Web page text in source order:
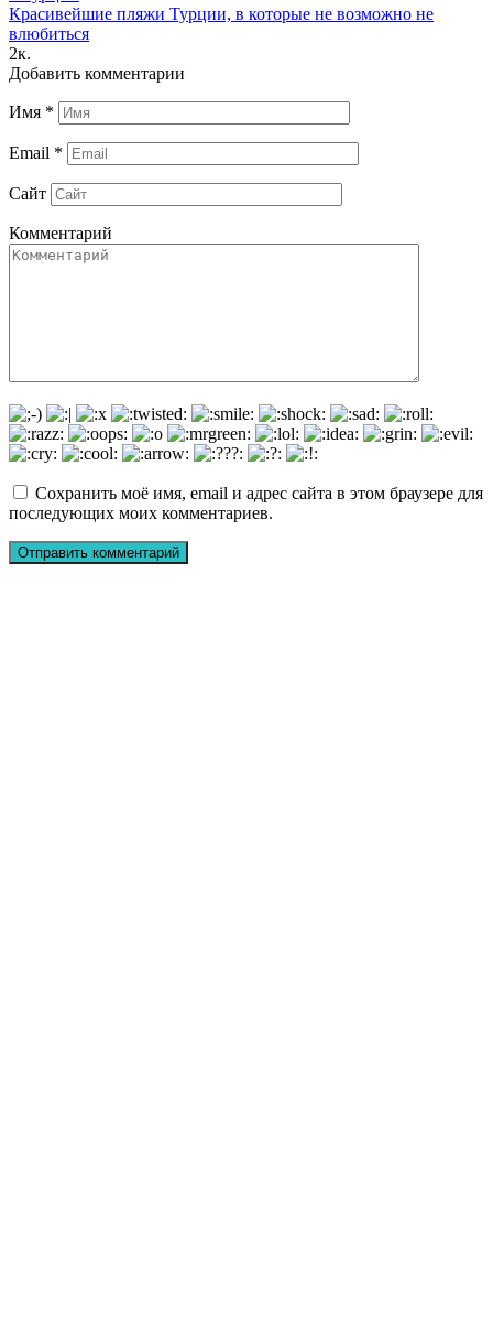
Красивейшие пляжи Турции, в которые не возможно не
влюбиться
2к.
Добавить комментарии
Имя *
Email *
Сайт
Комментарий
Сохранить моё имя, email и адрес сайта в этом браузере для
последующих моих комментариев.